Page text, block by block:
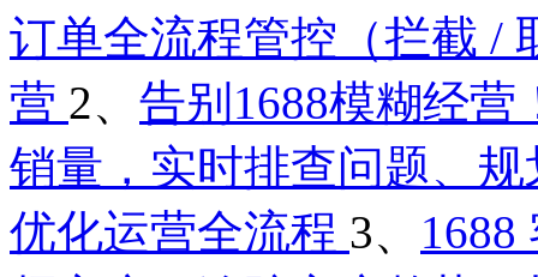
订单全流程管控（拦截 /
营 2、 告别1688模糊经
销量，实时排查问题、
优化运营全流程 3、 1688